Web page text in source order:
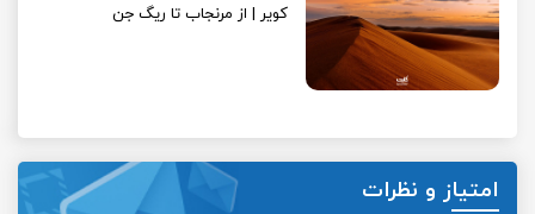
کویر | از مرنجاب تا ریگ جن
امتیاز و نظرات